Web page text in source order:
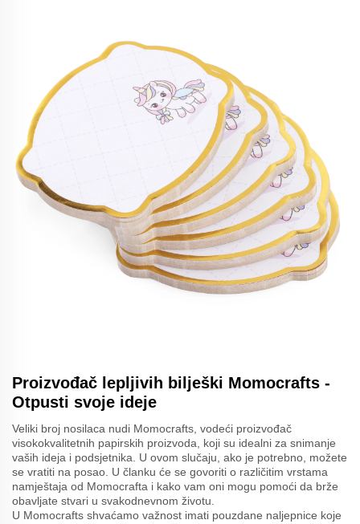
Proizvođač lepljivih bilješki Momocrafts -
Otpusti svoje ideje
Veliki broj nosilaca nudi Momocrafts, vodeći proizvođač
visokokvalitetnih papirskih proizvoda, koji su idealni za snimanje
vaših ideja i podsjetnika. U ovom slučaju, ako je potrebno, možete
se vratiti na posao. U članku će se govoriti o različitim vrstama
namještaja od Momocrafta i kako vam oni mogu pomoći da brže
obavljate stvari u svakodnevnom životu.
U Momocrafts shvaćamo važnost imati pouzdane naljepnice koje